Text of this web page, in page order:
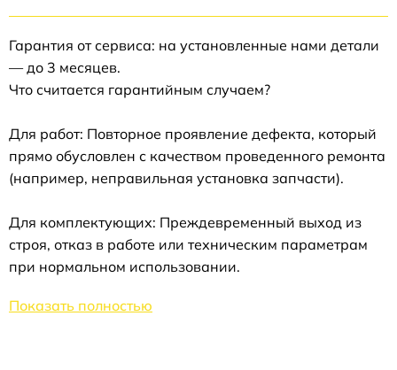
Гарантия от сервиса: на установленные нами детали
— до 3 месяцев.
Что считается гарантийным случаем?
Для работ: Повторное проявление дефекта, который
прямо обусловлен с качеством проведенного ремонта
(например, неправильная установка запчасти).
Для комплектующих: Преждевременный выход из
строя, отказ в работе или техническим параметрам
при нормальном использовании.
Показать полностью